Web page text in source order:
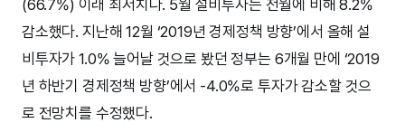
(66.7%) 이래 최저치다. 5월 설비투자는 전월에 비해 8.2%
감소했다. 지난해 12월 ‘2019년 경제정책 방향’에서 올해 설
비투자가 1.0% 늘어날 것으로 봤던 정부는 6개월 만에 ‘2019
년 하반기 경제정책 방향’에서 -4.0%로 투자가 감소할 것으
로 전망치를 수정했다.